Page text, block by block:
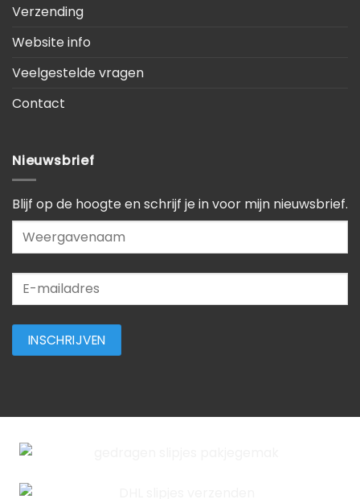
Verzending
Website info
Veelgestelde vragen
Contact
Nieuwsbrief
Blijf op de hoogte en schrijf je in voor mijn nieuwsbrief.